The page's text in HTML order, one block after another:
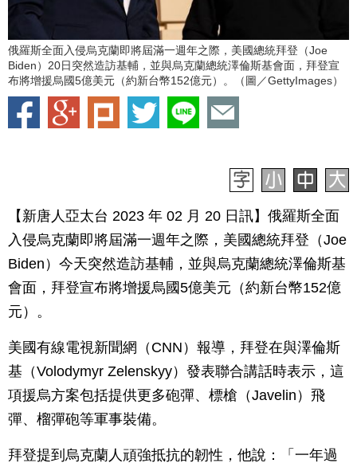
俄羅斯全面入侵烏克蘭即將屆滿一週年之際，美國總統拜登（Joe
Biden）20日突然造訪基輔，並與烏克蘭總統澤倫斯基會面，拜登宣
布將增援烏國5億美元（約新台幣152億元）。（圖／GettyImages）
【新唐人亞太台 2023 年 02 月 20 日訊】俄羅斯全面
入侵烏克蘭即將屆滿一週年之際，美國總統拜登（Joe
Biden）今天突然造訪基輔，並與烏克蘭總統澤倫斯基
會面，拜登宣布將增援烏國5億美元（約新台幣152億
元）。
美國有線電視新聞網（CNN）報導，拜登在與澤倫斯
基（Volodymyr Zelenskyy）發表聯合講話時表示，這
項援烏方案包括提供更多砲彈、標槍（Javelin）飛
彈、榴彈砲等軍事裝備。
拜登提到烏克蘭人頑強抵抗的韌性，他說：「一年過